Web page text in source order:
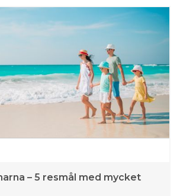
– 5 resmål med mycket